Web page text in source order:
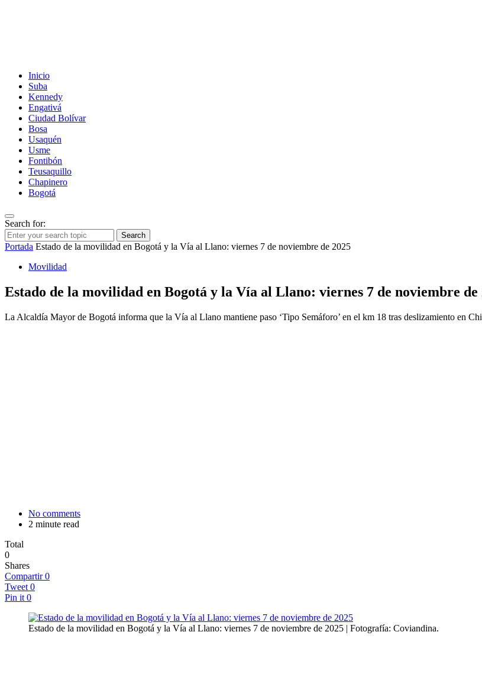
Inicio
Suba
Kennedy
Engativá
Ciudad Bolívar
Bosa
Usaquén
Usme
Fontibón
Teusaquillo
Chapinero
Bogotá
Search for:
Search
Portada Estado de la movilidad en Bogotá y la Vía al Llano: viernes 7 de noviembre de 2025
Movilidad
Estado de la movilidad en Bogotá y la Vía al Llano: viernes 7 de noviembre de
La Alcaldía Mayor de Bogotá informa que la Vía al Llano mantiene paso ‘Tipo Semáforo’ en el km 18 tras deslizamiento en
No comments
2 minute read
Total
0
Shares
Compartir 0
Tweet 0
Pin it 0
Estado de la movilidad en Bogotá y la Vía al Llano: viernes 7 de noviembre de 2025 | Fotografía: Coviandina.